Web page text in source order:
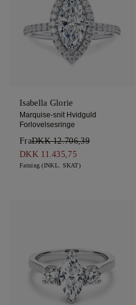
Isabella Glorie
Marquise-snit Hvidguld
Forlovelsesringe
FraDKK 12.706,39
DKK 11.435,75
Fatning (INKL. SKAT)